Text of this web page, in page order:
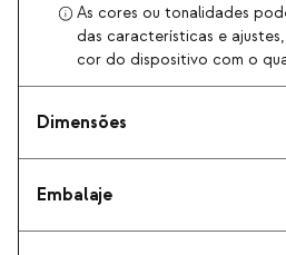
As cores ou tonalidades
das características e
cor do dispositivo com o
Dimensões
Embalaje